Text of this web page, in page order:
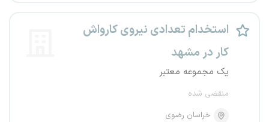
استخدام تعدادی نیروی کارواش
کار در مشهد
یک مجموعه معتبر
منقضی شده
خراسان رضوی